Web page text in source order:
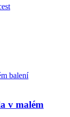
v malém